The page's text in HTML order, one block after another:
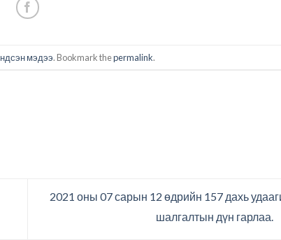
мэдээ. Bookmark thepermalink.
2021 оны 07 сарын 12 өдрийн 157 дахь
шалгалтын дүн гарлаа.